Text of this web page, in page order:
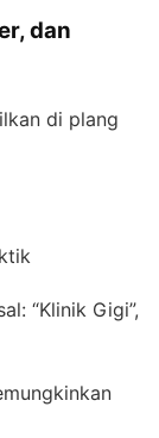
dan
di plang
“Klinik Gigi”,